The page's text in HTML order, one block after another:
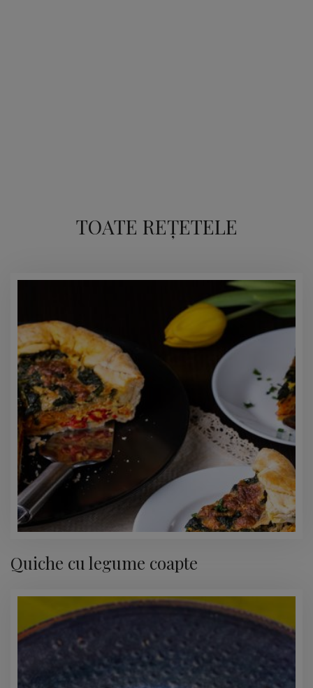
TOATE REȚETELE
Quiche cu legume coapte